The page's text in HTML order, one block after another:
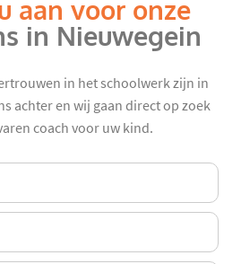
aan voor onze
in Nieuwegein
in het schoolwerk zijn in
achter en wij gaan direct op zoek
coach voor uw kind.